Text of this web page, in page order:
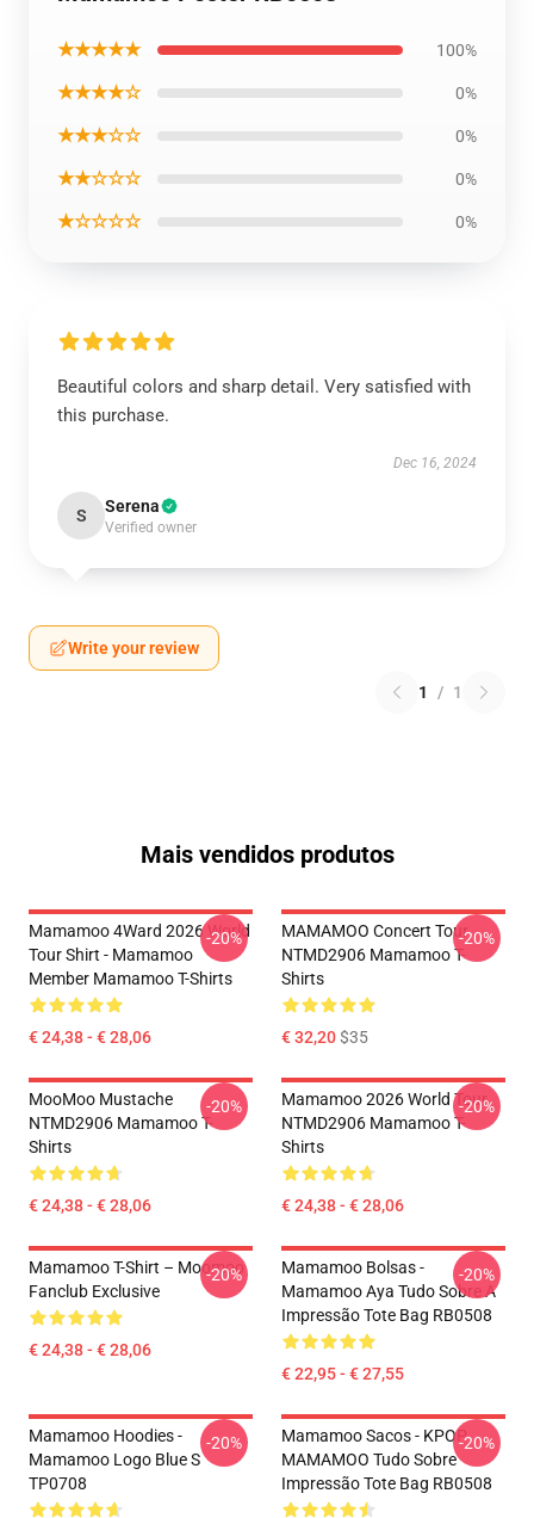
★★★★★ 100%
★★★★☆ 0%
★★★☆☆ 0%
★★☆☆☆ 0%
★☆☆☆☆ 0%
Beautiful colors and sharp detail. Very satisfied with
this purchase.
Dec 16, 2024
S Serena
Verified owner
Write your review
1 / 1
Mais vendidos produtos
Mamamoo 4Ward 2026 World
Tour Shirt - Mamamoo
Member Mamamoo T-Shirts
€ 24,38 - € 28,06
-20%
MAMAMOO Concert Tour
NTMD2906 Mamamoo T-
Shirts
€ 32,20$35
-20%
MooMoo Mustache
NTMD2906 Mamamoo T-
Shirts
€ 24,38 - € 28,06
-20%
Mamamoo 2026 World Tour
NTMD2906 Mamamoo T-
Shirts
€ 24,38 - € 28,06
-20%
Mamamoo T-Shirt – Moomoo
Fanclub Exclusive
€ 24,38 - € 28,06
-20%
Mamamoo Bolsas -
Mamamoo Aya Tudo Sobre A
Impressão Tote Bag RB0508
€ 22,95 - € 27,55
-20%
Mamamoo Hoodies -
Mamamoo Logo Blue S
TP0708
-20%
Mamamoo Sacos - KPOP
MAMAMOO Tudo Sobre
Impressão Tote Bag RB0508
-20%